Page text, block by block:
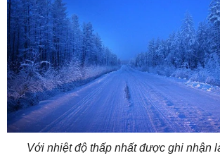
Với nhiệt độ thấp nhất được ghi nhận